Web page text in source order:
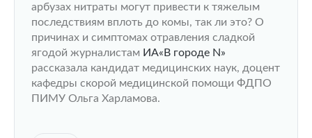
арбузах нитраты могут привести к тяжелым
последствиям вплоть до комы, так ли это? О
причинах и симптомах отравления сладкой
ягодой журналистам ИА«В городе N»
рассказала кандидат медицинских наук, доцент
кафедры скорой медицинской помощи ФДПО
ПИМУ Ольга Харламова.